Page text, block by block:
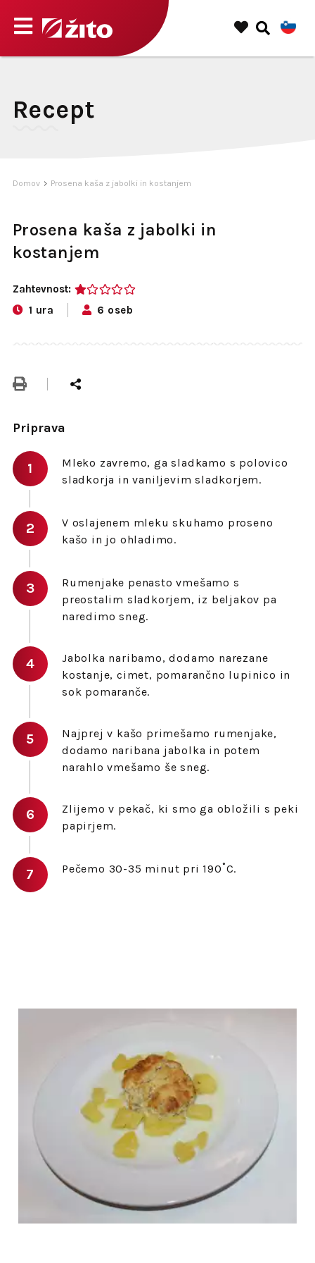
Recept
Domov Prosena kaša z jabolki in kostanjem
Prosena kaša z jabolki in
kostanjem
Zahtevnost:
1 ura 6 oseb
Priprava
Mleko zavremo, ga sladkamo s polovico
sladkorja in vaniljevim sladkorjem.
V oslajenem mleku skuhamo proseno
kašo in jo ohladimo.
Rumenjake penasto vmešamo s
preostalim sladkorjem, iz beljakov pa
naredimo sneg.
Jabolka naribamo, dodamo narezane
kostanje, cimet, pomarančno lupinico in
sok pomaranče.
Najprej v kašo primešamo rumenjake,
dodamo naribana jabolka in potem
narahlo vmešamo še sneg.
Zlijemo v pekač, ki smo ga obložili s peki
papirjem.
Pečemo 30-35 minut pri 190˚C.